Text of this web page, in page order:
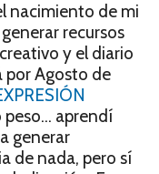
nacimiento de mi
recursos
y el diario
por Agosto de
peso… aprendí
generar
de nada, pero sí